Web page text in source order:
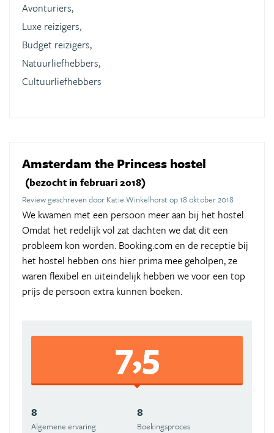
Avonturiers,
Luxe reizigers,
Budget reizigers,
Natuurliefhebbers,
Cultuurliefhebbers
Amsterdam the Princess hostel
(bezocht in februari 2018)
Review geschreven door Katie Winkelhorst op 18 oktober 2018
We kwamen met een persoon meer aan bij het hostel.
Omdat het redelijk vol zat dachten we dat dit een
probleem kon worden. Booking.com en de receptie bij
het hostel hebben ons hier prima mee geholpen, ze
waren flexibel en uiteindelijk hebben we voor een top
prijs de persoon extra kunnen boeken.
7,5
8
Algemene ervaring
8
Boekingsproces